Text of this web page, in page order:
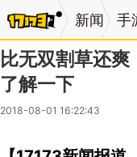
新闻 手
比无双割草还
了解一下
2018-08-01 16:22:43